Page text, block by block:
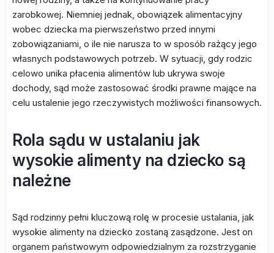
zarobkowej. Niemniej jednak, obowiązek alimentacyjny
wobec dziecka ma pierwszeństwo przed innymi
zobowiązaniami, o ile nie narusza to w sposób rażący jego
własnych podstawowych potrzeb. W sytuacji, gdy rodzic
celowo unika płacenia alimentów lub ukrywa swoje
dochody, sąd może zastosować środki prawne mające na
celu ustalenie jego rzeczywistych możliwości finansowych.
Rola sądu w ustalaniu jak
wysokie alimenty na dziecko są
należne
Sąd rodzinny pełni kluczową rolę w procesie ustalania, jak
wysokie alimenty na dziecko zostaną zasądzone. Jest on
organem państwowym odpowiedzialnym za rozstrzyganie